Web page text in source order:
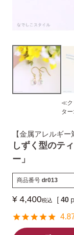
スタッ
揺れる
揺れる
バック
≪ク
タ
【金属アレルギー
しずく型のテ
ー」
商品番号 dr013
¥ 4,400税込 [ 40